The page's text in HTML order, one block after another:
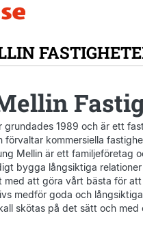
grundades 1989 och är ett
förvaltar kommersiella
Mellin är ett
bygga långsiktiga
med att göra vårt bästa för
medför goda och
skötas på det sätt och